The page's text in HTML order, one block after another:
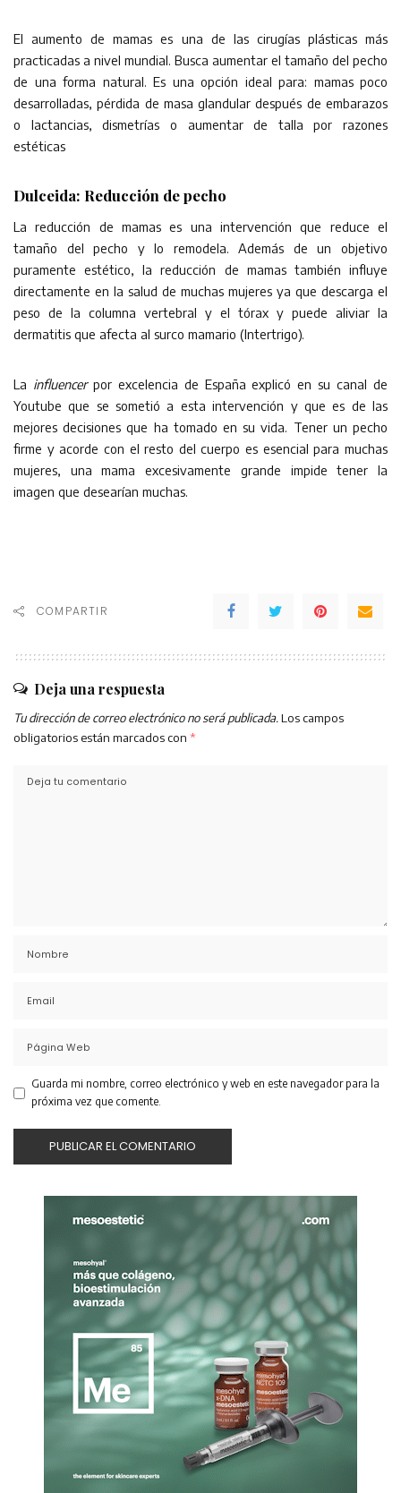
El aumento de mamas es una de las cirugías plásticas más
practicadas a nivel mundial. Busca aumentar el tamaño del pecho
de una forma natural. Es una opción ideal para: mamas poco
desarrolladas, pérdida de masa glandular después de embarazos
o lactancias, dismetrías o aumentar de talla por razones
estéticas
Dulceida: Reducción de pecho
La reducción de mamas es una intervención que reduce el
tamaño del pecho y lo remodela. Además de un objetivo
puramente estético, la reducción de mamas también influye
directamente en la salud de muchas mujeres ya que descarga el
peso de la columna vertebral y el tórax y puede aliviar la
dermatitis que afecta al surco mamario (Intertrigo).
La influencerpor excelencia de España explicó en su canal de
Youtube que se sometió a esta intervención y que es de las
mejores decisiones que ha tomado en su vida. Tener un pecho
firme y acorde con el resto del cuerpo es esencial para muchas
mujeres, una mama excesivamente grande impide tener la
imagen que desearían muchas.
COMPARTIR
Deja una respuesta
Tu dirección de correo electrónico no será publicada. Los campos
obligatorios están marcados con *
Guarda mi nombre, correo electrónico y web en este navegador para la
próxima vez que comente.